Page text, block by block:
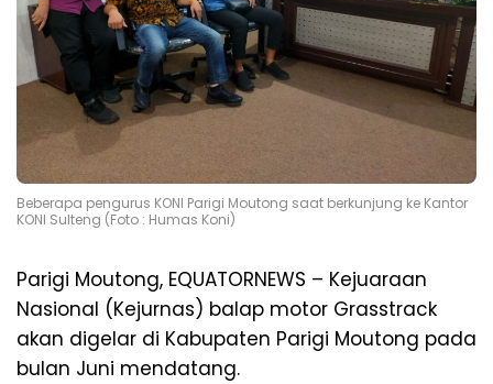
Beberapa pengurus KONI Parigi Moutong saat berkunjung ke Kantor
KONI Sulteng (Foto : Humas Koni)
Parigi Moutong, EQUATORNEWS – Kejuaraan
Nasional (Kejurnas) balap motor Grasstrack
akan digelar di Kabupaten Parigi Moutong pada
bulan Juni mendatang.